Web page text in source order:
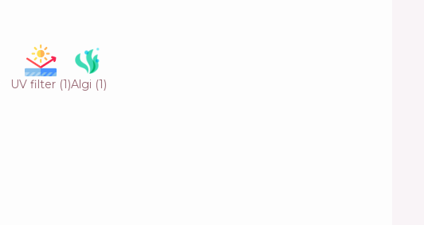
UV filter(1)Algi (1)